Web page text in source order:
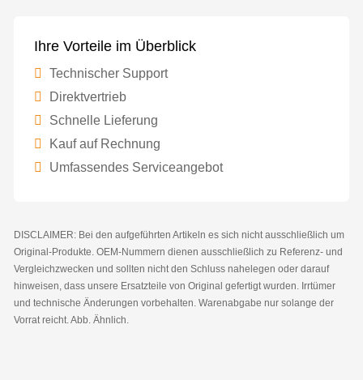
Ihre Vorteile im Überblick
Technischer Support
Direktvertrieb
Schnelle Lieferung
Kauf auf Rechnung
Umfassendes Serviceangebot
DISCLAIMER: Bei den aufgeführten Artikeln es sich nicht ausschließlich um
Original-Produkte. OEM-Nummern dienen ausschließlich zu Referenz- und
Vergleichzwecken und sollten nicht den Schluss nahelegen oder darauf
hinweisen, dass unsere Ersatzteile von Original gefertigt wurden. Irrtümer
und technische Änderungen vorbehalten. Warenabgabe nur solange der
Vorrat reicht. Abb. Ähnlich.